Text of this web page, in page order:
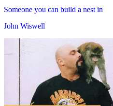
Someone you can build a nest in
John Wiswell